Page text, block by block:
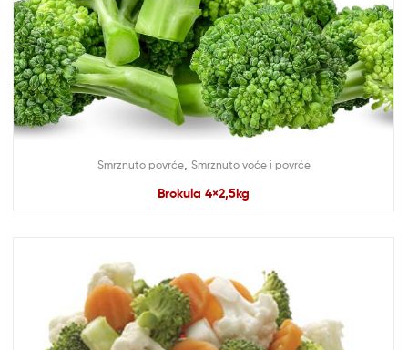
Smrznuto povrće, Smrznuto voće i povrće
Brokula 4×2,5kg